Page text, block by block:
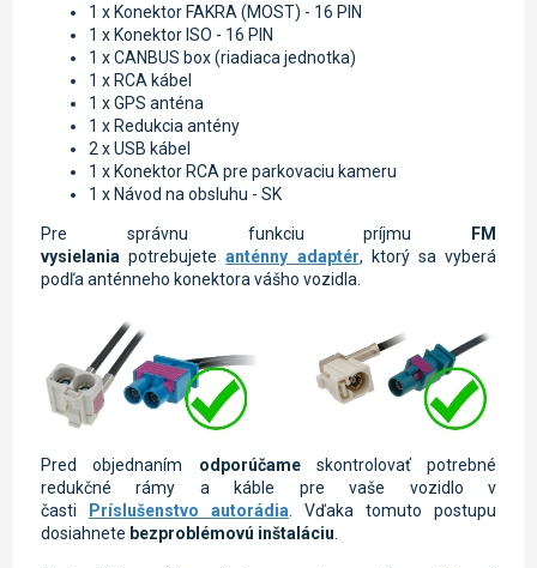
1 x Konektor FAKRA (MOST) - 16 PIN
1 x Konektor ISO - 16 PIN
1 x CANBUS box (riadiaca jednotka)
1 x RCA kábel
1 x GPS anténa
1 x Redukcia antény
2 x USB kábel
1 x Konektor RCA pre parkovaciu kameru
1 x Návod na obsluhu - SK
Pre správnu funkciu príjmu
FM
vysielania potrebujete anténny adaptér, ktorý sa vyberá
podľa anténneho konektora vášho vozidla.
Pred objednaním odporúčameskontrolovať potrebné
redukčné rámy a káble pre vaše vozidlo v
časti
Príslušenstvo autorádia . Vďaka tomuto postupu
dosiahnete bezproblémovú inštaláciu